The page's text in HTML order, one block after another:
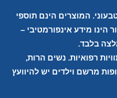
המוצרים הינם תוספי
הינו מידע אינפורמטיבי –
בלבד.
רפואיות. נשים הרות,
מרשם וילדים יש להיוועץ